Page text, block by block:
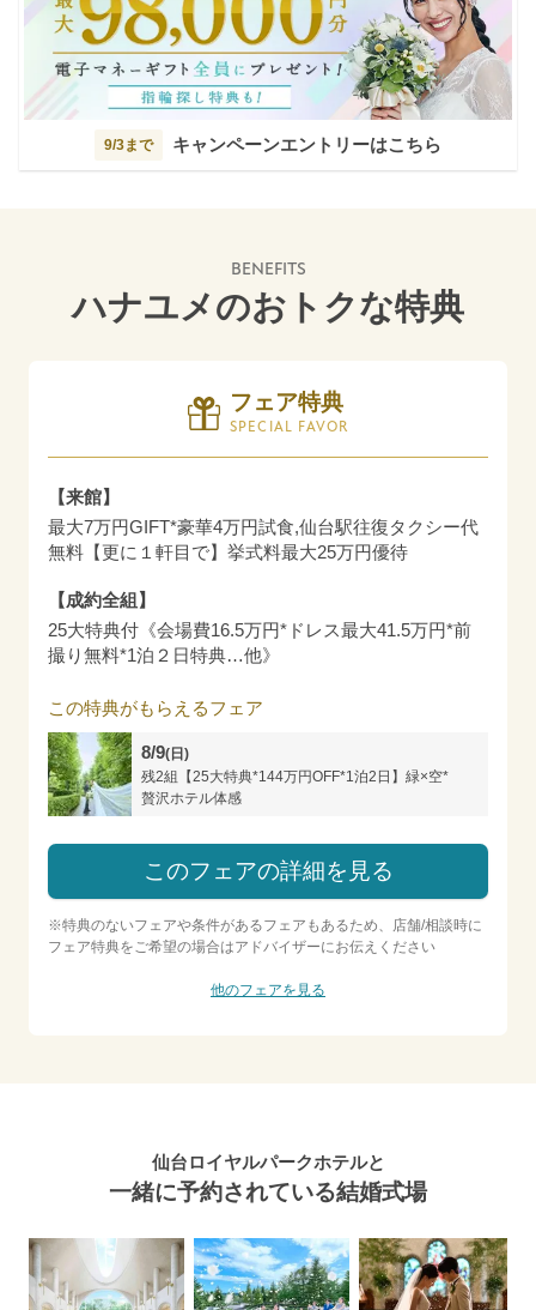
9/3まで キャンペーンエントリーはこちら
BENEFITS
ハナユメのおトクな特典
フェア特典
SPECIAL FAVOR
【来館】
最大7万円GIFT*豪華4万円試食,仙台駅往復タクシー代
無料【更に１軒目で】挙式料最大25万円優待
【成約全組】
25大特典付《会場費16.5万円*ドレス最大41.5万円*前
撮り無料*1泊２日特典…他》
この特典がもらえるフェア
8/9(日)
残2組【25大特典*144万円OFF*1泊2日】緑×空*
贅沢ホテル体感
このフェアの詳細を見る
※特典のないフェアや条件があるフェアもあるため、店舗/相談時に
フェア特典をご希望の場合はアドバイザーにお伝えください
他のフェアを見る
仙台ロイヤルパークホテルと
一緒に予約されている結婚式場